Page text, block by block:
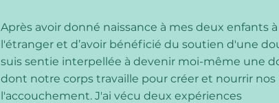
Après avoir donné naissance à mes deux enfants à
l'étranger et d’avoir bénéficié du soutien d'une
suis sentie interpellée à devenir moi-même une
dont notre corps travaille pour créer et nourrir
l'accouchement. J'ai vécu deux expériences